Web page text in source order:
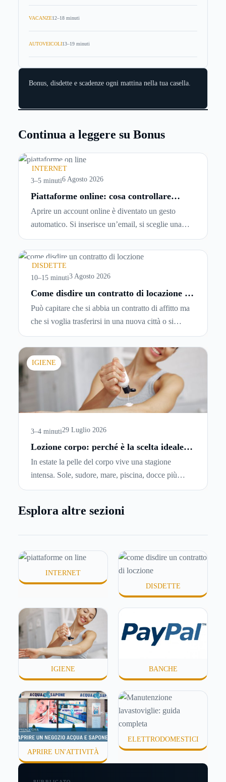
VACANZE12–18 minuti
AUTOVEICOLI13–19 minuti
Bonus, disdette e scadenze ogni mattina nella tua casella.
Continua a leggere su Bonus
INTERNET
3–5 minuti6 Agosto 2026
Piattaforme online: cosa controllare
prima di iscriversi e usare servizi in
tempo reale
Aprire un account online è diventato un gesto
automatico. Si inserisce un’email, si sceglie una
password, si accetta una serie di condizioni senza
leggerle davvero. Tutto avviene in pochi minuti,
spesso senza che ci si fermi a capire dove si sta
entrando.
DISDETTE
10–15 minuti3 Agosto 2026
Come disdire un contratto di locazione in
modo corretto ed efficace
Può capitare che si abbia un contratto di affitto ma
che si voglia trasferirsi in una nuova città o si
abbiano problemi a pagare il canone, per cui si
comincia a cercare un’altra abitazione: è legittimo
chiedersi se è possibile
disdire il contratto di
locazione
prima che scada. In questa guida
capiremo come inviare la disdetta per un contratto
IGIENE
3–4 minuti29 Luglio 2026
Lozione corpo: perché è la scelta ideale
In estate la pelle del corpo vive una stagione
intensa. Sole, sudore, mare, piscina, docce più
frequenti e aria condizionata possono renderla
meno confortevole. Eppure, proprio nei mesi caldi,
o difficili da assorbire.
Esplora altre sezioni
INTERNET
DISDETTE
IGIENE BANCHE
APRIRE UN'ATTIVITÀ
ELETTRODOMESTICI